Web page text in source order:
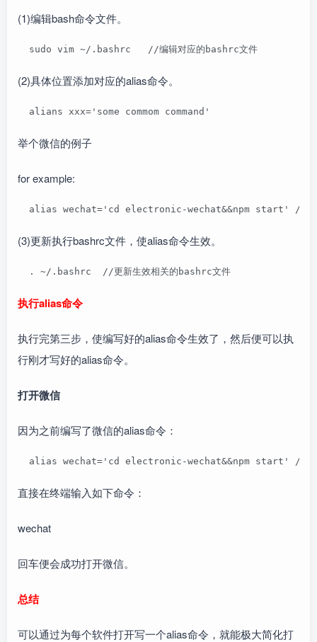
(1)编辑bash命令文件。
  sudo vim ~/.bashrc   //编辑对应的bashrc文件
(2)具体位置添加对应的alias命令。
  alians xxx='some commom command'
举个微信的例子
for example:
alias wechat='cd electronic-wechat&&npm start' //
(3)更新执行bashrc文件，使alias命令生效。
  . ~/.bashrc  //更新生效相关的bashrc文件
执行alias命令
执行完第三步，使编写好的alias命令生效了，然后便可以执
行刚才写好的alias命令。
打开微信
因为之前编写了微信的alias命令：
alias wechat='cd electronic-wechat&&npm start' //添
直接在终端输入如下命令：
wechat
回车便会成功打开微信。
总结
可以通过为每个软件打开写一个alias命令，就能极大简化打